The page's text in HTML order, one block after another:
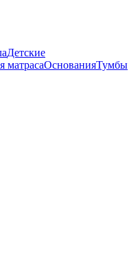
Детские
матрасаОснованияТумбы